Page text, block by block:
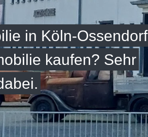
in Köln-Ossendorf
kaufen? Sehr